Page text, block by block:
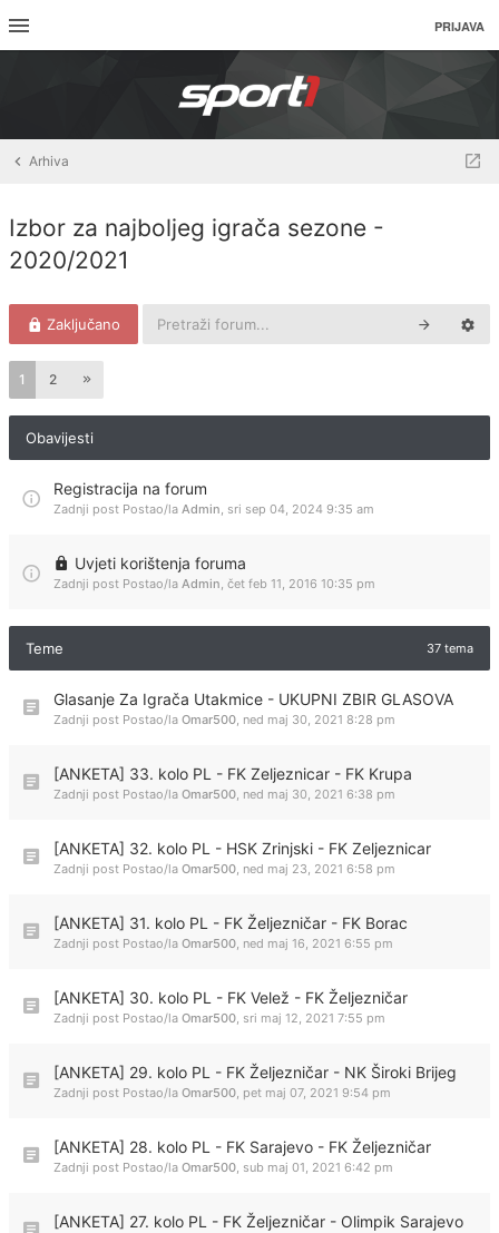
PRIJAVA
Arhiva
Izbor za najboljeg igrača sezone -
2020/2021
Zaključano
1 2
Obavijesti
Registracija na forum
Zadnji post Postao/la Admin, sri sep 04, 2024 9:35 am
Uvjeti korištenja foruma
Zadnji post Postao/la Admin, čet feb 11, 2016 10:35 pm
Teme 37 tema
Glasanje Za Igrača Utakmice - UKUPNI ZBIR GLASOVA
Zadnji post Postao/la Omar500, ned maj 30, 2021 8:28 pm
[ANKETA] 33. kolo PL - FK Zeljeznicar - FK Krupa
Zadnji post Postao/la Omar500, ned maj 30, 2021 6:38 pm
[ANKETA] 32. kolo PL - HSK Zrinjski - FK Zeljeznicar
Zadnji post Postao/la Omar500, ned maj 23, 2021 6:58 pm
[ANKETA] 31. kolo PL - FK Željezničar - FK Borac
Zadnji post Postao/la Omar500, ned maj 16, 2021 6:55 pm
[ANKETA] 30. kolo PL - FK Velež - FK Željezničar
Zadnji post Postao/la Omar500, sri maj 12, 2021 7:55 pm
[ANKETA] 29. kolo PL - FK Željezničar - NK Široki Brijeg
Zadnji post Postao/la Omar500, pet maj 07, 2021 9:54 pm
[ANKETA] 28. kolo PL - FK Sarajevo - FK Željezničar
Zadnji post Postao/la Omar500, sub maj 01, 2021 6:42 pm
[ANKETA] 27. kolo PL - FK Željezničar - Olimpik Sarajevo